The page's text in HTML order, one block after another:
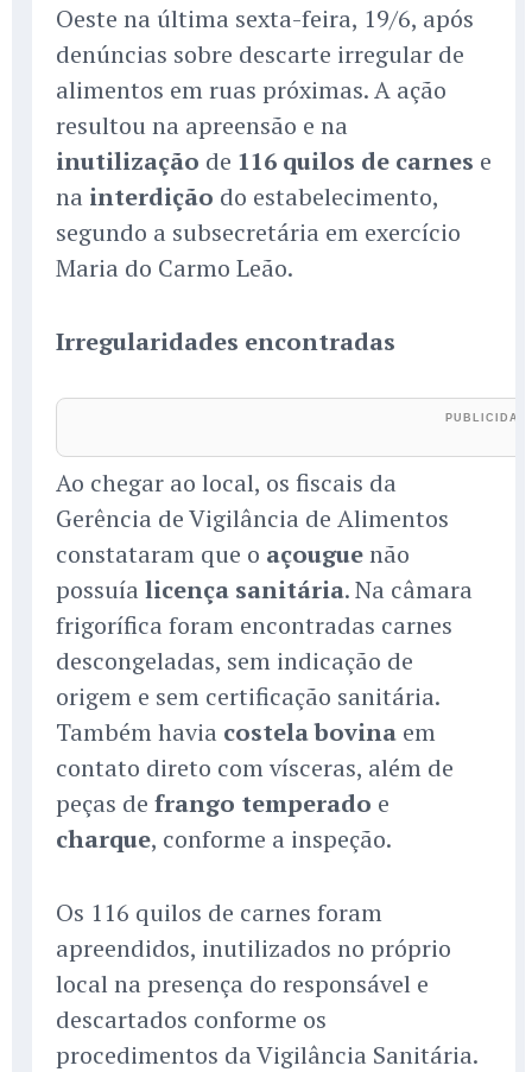
Oeste na última sexta-feira, 19/6, após
denúncias sobre descarte irregular de
alimentos em ruas próximas. A ação
resultou na apreensão e na
inutilização de 116 quilos de carnes e
na interdição do estabelecimento,
segundo a subsecretária em exercício
Maria do Carmo Leão.
Irregularidades encontradas
Ao chegar ao local, os fiscais da
Gerência de Vigilância de Alimentos
constataram que o açouguenão
possuía licença sanitária. Na câmara
frigorífica foram encontradas carnes
descongeladas, sem indicação de
origem e sem certificação sanitária.
Também havia costela bovina em
contato direto com vísceras, além de
peças de frango temperado e
charque, conforme a inspeção.
Os 116 quilos de carnes foram
apreendidos, inutilizados no próprio
local na presença do responsável e
descartados conforme os
procedimentos da Vigilância Sanitária.